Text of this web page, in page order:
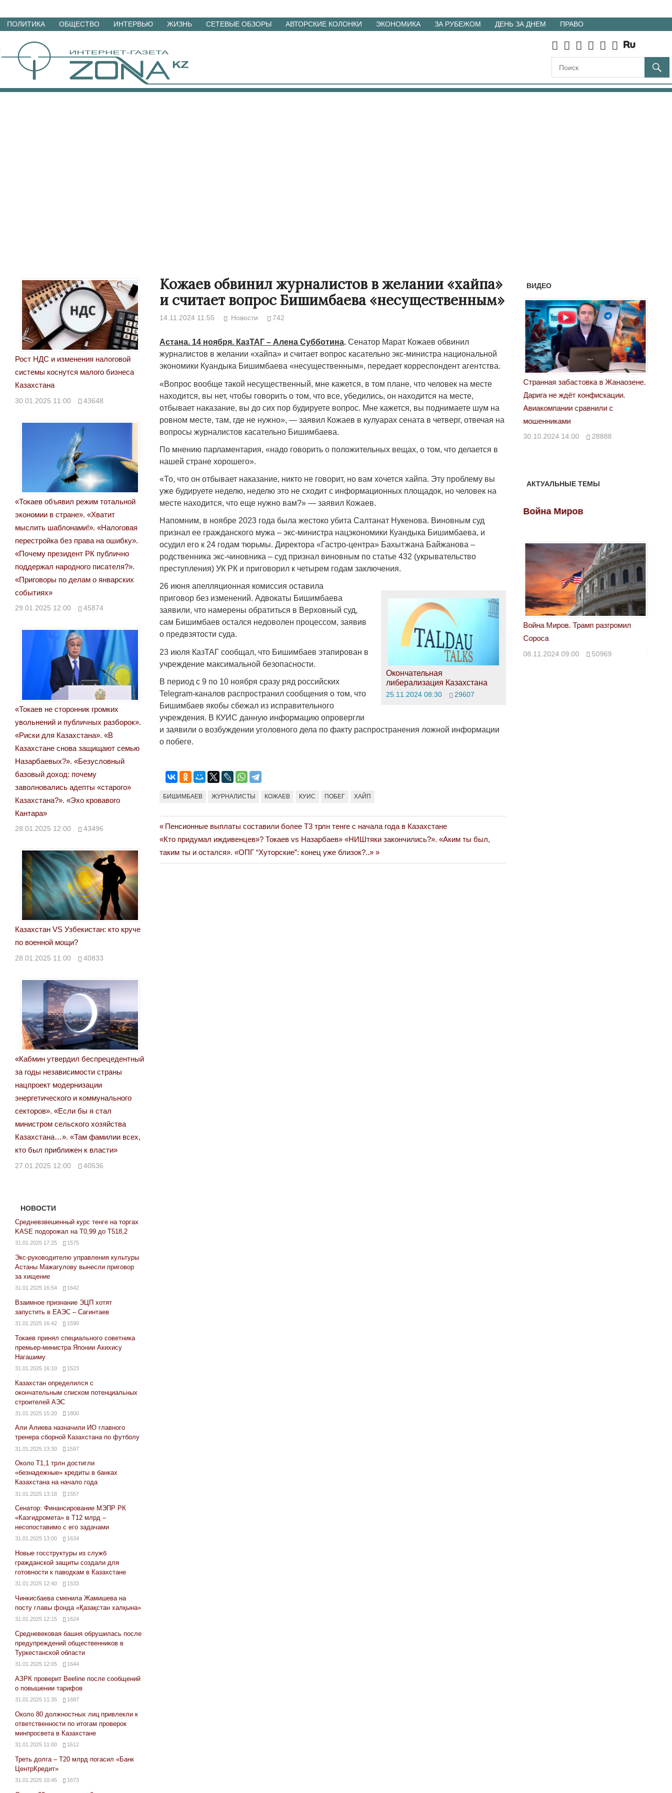
Перейти
материалам
ПОЛИТИКА ОБЩЕСТВО ИНТЕРВЬЮ ЖИЗНЬ СЕТЕВЫЕ ОБЗОРЫ АВТОРСКИЕ КОЛОНКИ ЭКОНОМИКА ЗА РУБЕЖОМ ДЕНЬ ЗА ДНЕМ ПРАВО
Кожаев обвинил журналистов в желании «хайпа»
и считает вопрос Бишимбаева «несущественным»
14.11.2024 11:55 Новости 742
Астана. 14 ноября. КазТАГ – Алена Субботина.Сенатор Марат Кожаев обвинил
журналистов в желании «хайпа» и считает вопрос касательно экс-министра национальной
экономики Куандыка Бишимбаева «несущественным», передает корреспондент агентства.
«Вопрос вообще такой несущественный, мне кажется, в том плане, что человек на месте
находится, вы нет, чтобы говорить о том, что все, убедились, он находится на месте,
отбывает наказание, вы до сих пор будируете вопрос. Мне кажется, вы поднимаете шум на
ровном месте, там, где не нужно», — заявил Кожаев в кулуарах сената в четверг, отвечая на
вопросы журналистов касательно Бишимбаева.
По мнению парламентария, «надо говорить о положительных вещах, о том, что делается в
нашей стране хорошего».
«То, что он отбывает наказание, никто не говорит, но вам хочется хайпа. Эту проблему вы
уже будируете неделю, неделю это не сходит с информационных площадок, но человек на
месте находится, что еще нужно вам?» — заявил Кожаев.
Напомним, в ноябре 2023 года была жестоко убита Салтанат Нукенова. Виновным суд
признал ее гражданского мужа – экс-министра нацэкономики Куандыка Бишимбаева, и
осудил его к 24 годам тюрьмы. Директора «Гастро-центра» Бахытжана Байжанова –
родственника экс-чиновника – суд признал виновным по статье 432 (укрывательство
преступления) УК РК и приговорил к четырем годам заключения.
Окончательная
либерализация Казахстана
25.11.2024 08:30 29607
26 июня апелляционная комиссия оставила
приговор без изменений. Адвокаты Бишимбаева
заявили, что намерены обратиться в Верховный суд,
сам Бишимбаев остался недоволен процессом, заявив
о предвзятости суда.
23 июля КазТАГ сообщал, что Бишимбаев этапирован в
учреждение максимальной безопасности.
В период с 9 по 10 ноября сразу ряд российских
Telegram-каналов распространил сообщения о том, что
Бишимбаев якобы сбежал из исправительного
учреждения. В КУИС данную информацию опровергли
и заявили о возбуждении уголовного дела по факту распространения ложной информации
о побеге.
БИШИМБАЕВ ЖУРНАЛИСТЫ КОЖАЕВ КУИС ПОБЕГ ХАЙП
Навигация
по
Previous
Post:
Пенсионные выплаты составили более Т3 трлн тенге с начала года в Казахстане
Next
Post:
«Кто придумал иждивенцев»? Токаев vs Назарбаев» «НИШтяки закончились?». «Аким ты был,
таким ты и остался». «ОПГ “Хуторские”: конец уже близок?..»
Рост НДС и изменения налоговой
системы коснутся малого бизнеса
Казахстана
30.01.2025 11:00 43648
«Токаев объявил режим тотальной
экономии в стране». «Хватит
мыслить шаблонами!». «Налоговая
перестройка без права на ошибку».
«Почему президент РК публично
поддержал народного писателя?».
«Приговоры по делам о январских
событиях»
29.01.2025 12:00 45874
«Токаев не сторонник громких
увольнений и публичных разборок».
«Риски для Казахстана». «В
Казахстане снова защищают семью
Назарбаевых?». «Безусловный
базовый доход: почему
заволновались адепты «старого»
Казахстана?». «Эхо кровавого
Кантара»
28.01.2025 12:00 43496
Казахстан VS Узбекистан: кто круче
по военной мощи?
28.01.2025 11:00 40833
«Кабмин утвердил беспрецедентный
за годы независимости страны
нацпроект модернизации
энергетического и коммунального
секторов». «Если бы я стал
министром сельского хозяйства
Казахстана…». «Там фамилии всех,
кто был приближен к власти»
27.01.2025 12:00 40536
НОВОСТИ
Средневзвешенный курс тенге на торгах
KASE подорожал на Т0,99 до Т518,2
31.01.2025 17:25 1575
Экс-руководителю управления культуры
Астаны Мажагулову вынесли приговор
за хищение
31.01.2025 16:54 1642
Взаимное признание ЭЦП хотят
запустить в ЕАЭС – Сагинтаев
31.01.2025 16:42 1590
Токаев принял специального советника
премьер-министра Японии Акихису
Нагашиму
31.01.2025 16:10 1523
Казахстан определился с
окончательным списком потенциальных
строителей АЭС
31.01.2025 15:20 1800
Али Алиева назначили ИО главного
тренера сборной Казахстана по футболу
31.01.2025 13:30 1597
Около Т1,1 трлн достигли
«безнадежные» кредиты в банках
Казахстана на начало года
31.01.2025 13:18 1557
Сенатор: Финансирование МЭПР РК
«Казгидромета» в Т12 млрд –
несопоставимо с его задачами
31.01.2025 13:00 1634
Новые госструктуры из служб
гражданской защиты создали для
готовности к паводкам в Казахстане
31.01.2025 12:40 1533
Чинкисбаева сменила Жамишева на
посту главы фонда «Қазақстан халқына»
31.01.2025 12:15 1624
Средневековая башня обрушилась после
предупреждений общественников в
Туркестанской области
31.01.2025 12:05 1644
АЗРК проверит Beeline после сообщений
о повышении тарифов
31.01.2025 11:35 1687
Около 80 должностных лиц привлекли к
ответственности по итогам проверок
минпросвета в Казахстане
31.01.2025 11:00 1612
Треть долга – Т20 млрд погасил «Банк
ЦентрКредит»
31.01.2025 10:45 1673
ВИДЕО
Народ выбрал свет
17.10.2024 17:00 29972
Странная забастовка в Жанаозене.
Дарига не ждёт конфискации.
Авиакомпании сравнили с
мошенниками
«Новый Казахстан не говорит всей
правды»
29.10.2024 09:00 39623
АКТУАЛЬНЫЕ ТЕМЫ
Война Миров. Трамп разгромил
Сороса
08.11.2024 09:00 50969
Война Миров
Война Миров. Трамп разгромил
Сороса
08.11.2024 09:00 50969